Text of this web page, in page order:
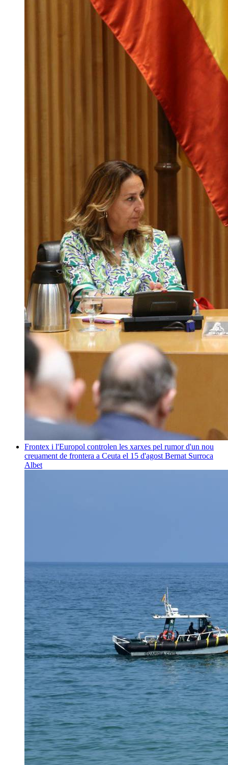
Frontex i l'Europol controlen les xarxes pel rumor d'un nou
creuament de frontera a Ceuta el 15 d'agost Bernat Surroca
Albet